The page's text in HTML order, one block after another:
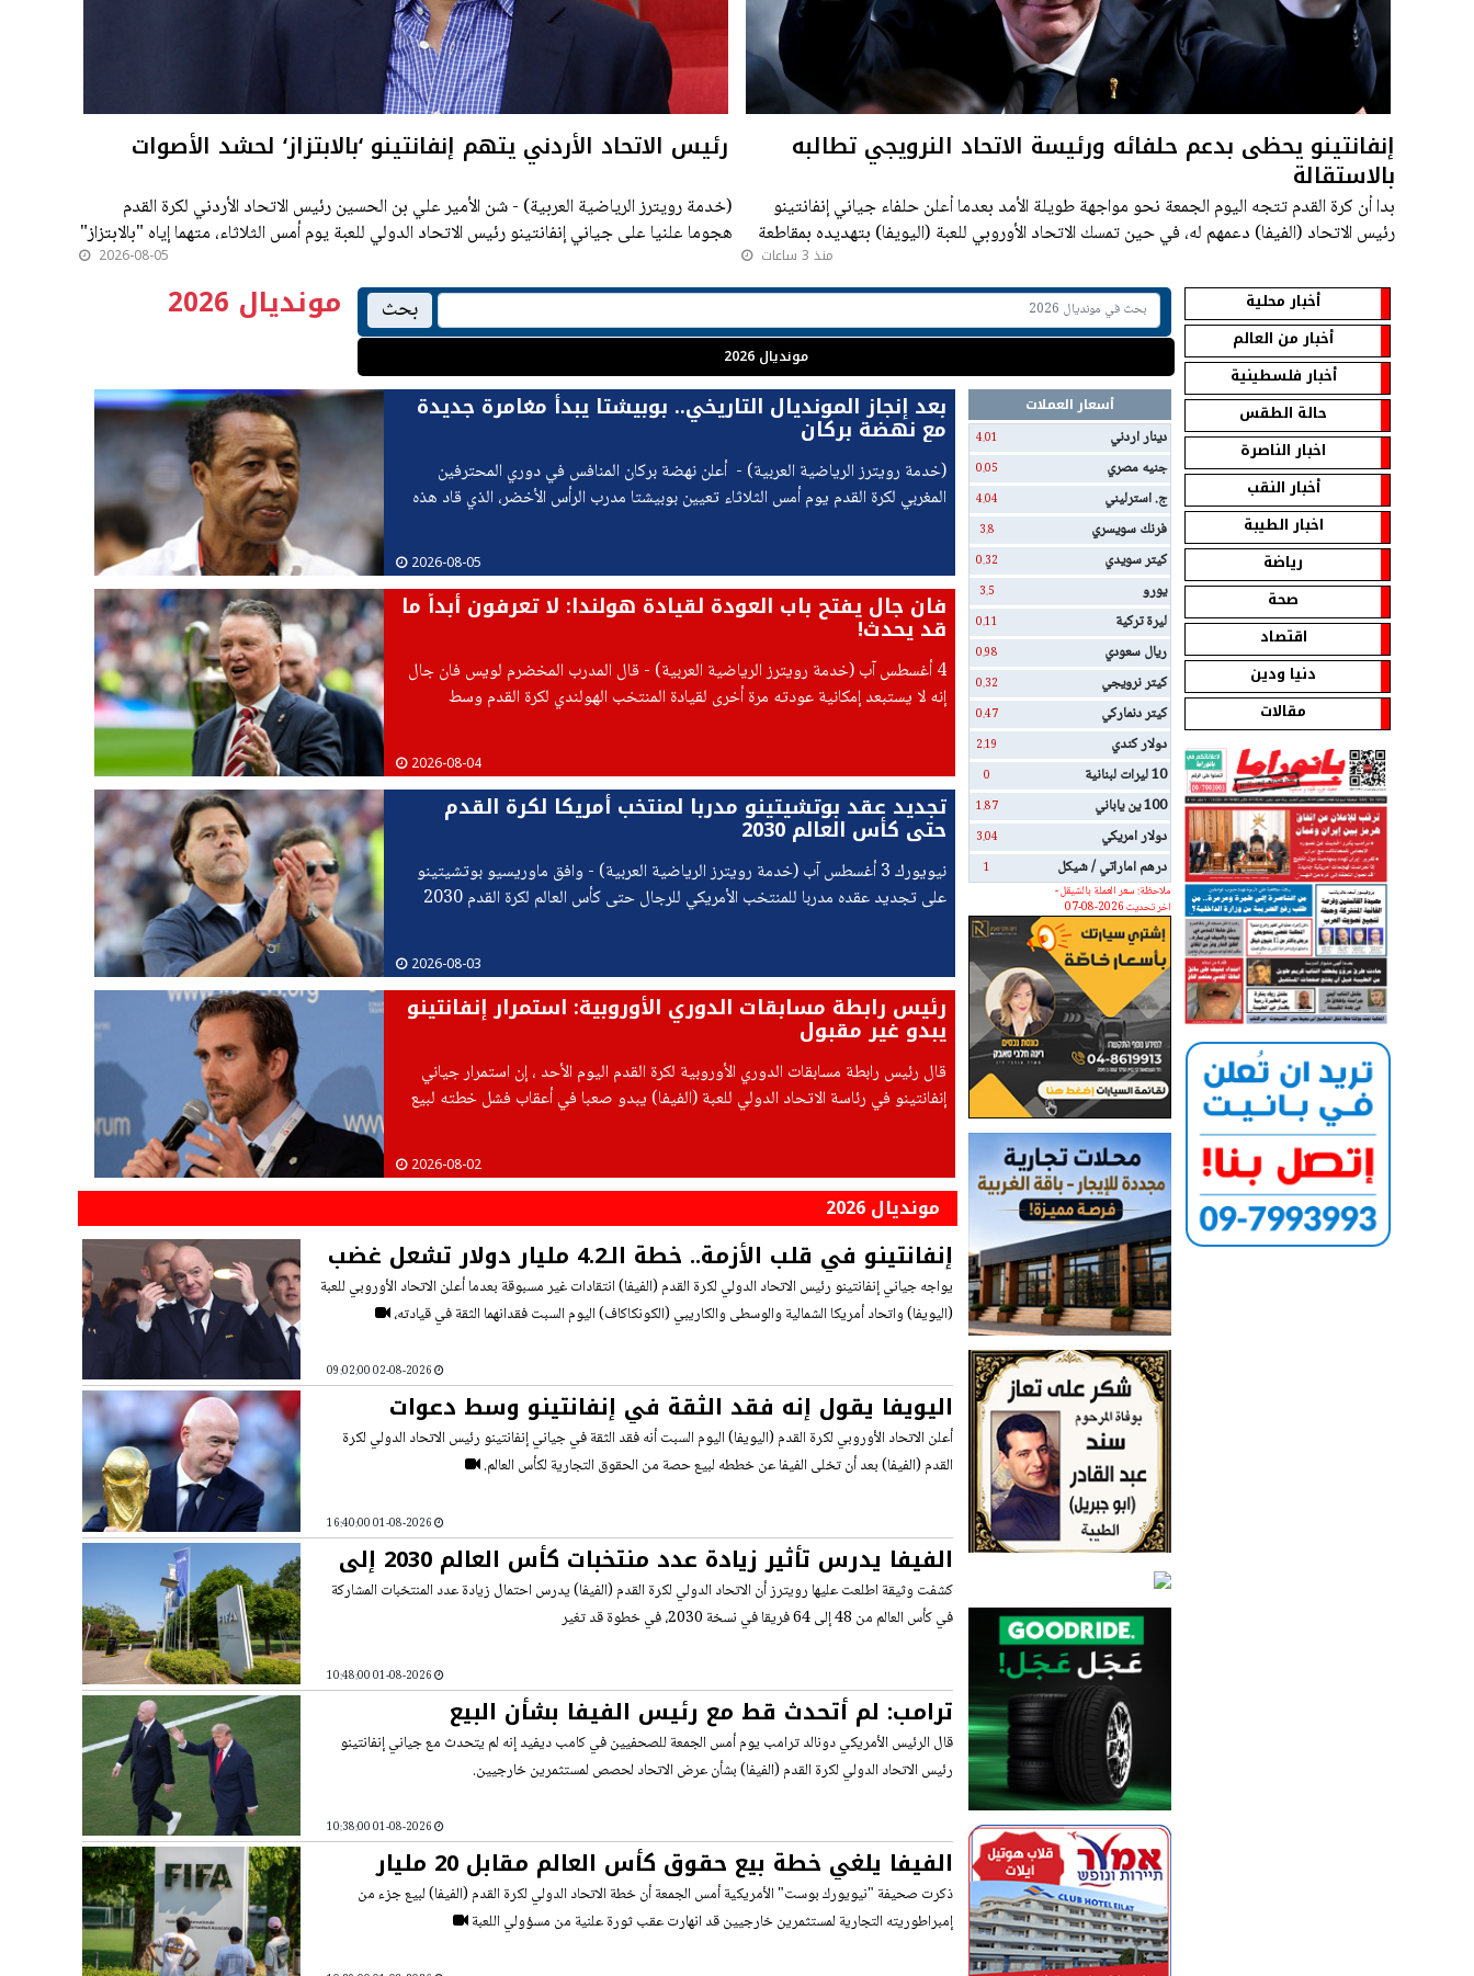
إنفانتينو يحظى بدعم حلفائه ورئيسة الاتحاد النرويجي تطالبه
بالاستقالة
بدا أن كرة القدم تتجه اليوم الجمعة نحو مواجهة طويلة الأمد بعدما أعلن حلفاء جياني إنفانتينو
رئيس الاتحاد (الفيفا) دعمهم له، في حين تمسك الاتحاد الأوروبي للعبة (اليويفا) بتهديده بمقاطعة
منذ 3 ساعات
رئيس الاتحاد الأردني يتهم إنفانتينو ‘بالابتزاز‘ لحشد الأصوات
(خدمة رويترز الرياضية العربية) - شن الأمير علي بن الحسين رئيس الاتحاد الأردني لكرة القدم
هجوما علنيا على جياني إنفانتينو رئيس الاتحاد الدولي للعبة يوم أمس الثلاثاء، متهما إياه "بالابتزاز"
2026-08-05
أخبار محلية
أخبار من العالم
أخبار فلسطينية
حالة الطقس
اخبار الناصرة
أخبار النقب
اخبار الطيبة
رياضة
صحة
اقتصاد
دنيا ودين
مقالات
بحث
مونديال 2026
مونديال 2026
أسعار العملات
دينار اردني
4.01
جنيه مصري 0.05
ج. استرليني 4.04
فرنك سويسري 3.8
كيتر سويدي 0.32
يورو 3.5
ليرة تركية 0.11
ريال سعودي 0.98
كيتر نرويجي 0.32
كيتر دنماركي 0.47
دولار كندي 2.19
10 ليرات لبنانية 0
100 ين ياباني 1.87
دولار امريكي 3.04
درهم اماراتي / شيكل
1
ملاحظة: سعر العملة بالشيقل -
اخر تحديث 2026-08-07
بعد إنجاز المونديال التاريخي.. بوبيشتا يبدأ مغامرة جديدة
مع نهضة بركان
(خدمة رويترز الرياضية العربية) - ‭‭ ‬‬أعلن نهضة بركان المنافس في دوري المحترفين
المغربي لكرة القدم يوم أمس الثلاثاء تعيين بوبيشتا مدرب الرأس الأخضر، الذي قاد هذه
2026-08-05
فان جال يفتح باب العودة لقيادة هولندا: لا تعرفون أبداً ما
قد يحدث!
4 أغسطس آب (خدمة رويترز الرياضية العربية) - قال المدرب المخضرم لويس فان جال
إنه لا يستبعد إمكانية عودته مرة أخرى لقيادة المنتخب الهولندي لكرة القدم وسط
2026-08-04
تجديد عقد بوتشيتينو مدربا لمنتخب أمريكا لكرة القدم
حتى كأس العالم 2030
نيويورك 3 أغسطس آب (خدمة رويترز الرياضية العربية) - وافق ماوريسيو بوتشيتينو
على تجديد عقده مدربا للمنتخب الأمريكي للرجال حتى كأس العالم لكرة القدم 2030
2026-08-03
رئيس رابطة مسابقات الدوري الأوروبية: استمرار إنفانتينو
يبدو غير مقبول
قال رئيس رابطة مسابقات الدوري الأوروبية لكرة القدم اليوم الأحد ، إن استمرار جياني
إنفانتينو في رئاسة الاتحاد الدولي للعبة (الفيفا) يبدو صعبا في أعقاب فشل خطته لبيع
2026-08-02
مونديال 2026
إنفانتينو في قلب الأزمة.. خطة الـ4.2 مليار دولار تشعل غضب
كرة القدم العالمية
يواجه جياني إنفانتينو رئيس الاتحاد الدولي لكرة القدم (الفيفا) انتقادات غير مسبوقة بعدما أعلن الاتحاد الأوروبي للعبة
(اليويفا) واتحاد أمريكا الشمالية والوسطى والكاريبي (الكونكاكاف) اليوم السبت فقدانهما الثقة في قيادته،
اليويفا يقول إنه فقد الثقة في إنفانتينو وسط دعوات
للفيفا بالشفافية
أعلن الاتحاد الأوروبي لكرة القدم (اليويفا) اليوم السبت أنه فقد الثقة في جياني إنفانتينو رئيس الاتحاد الدولي لكرة
القدم (الفيفا) بعد أن تخلى الفيفا عن خططه لبيع حصة من الحقوق التجارية لكأس العالم.
الفيفا يدرس تأثير زيادة عدد منتخبات كأس العالم 2030 إلى
64
كشفت وثيقة اطلعت عليها رويترز أن الاتحاد الدولي لكرة القدم (الفيفا) يدرس احتمال زيادة عدد المنتخبات المشاركة
في كأس العالم من 48 إلى 64 فريقا في نسخة 2030، في ​خطوة قد تغير
ترامب: لم أتحدث قط مع رئيس الفيفا بشأن البيع
قال الرئيس الأمريكي دونالد ترامب يوم أمس الجمعة للصحفيين ​في كامب ديفيد إنه ​لم يتحدث مع جياني إنفانتينو
رئيس ⁠الاتحاد الدولي لكرة ​القدم (الفيفا) بشأن عرض الاتحاد لحصص لمستثمرين ​خارجيين.
الفيفا يلغي خطة بيع حقوق كأس العالم مقابل 20 مليار
دولار
ذكرت صحيفة "نيويورك بوست" الأمريكية أمس الجمعة أن خطة الاتحاد الدولي لكرة القدم (الفيفا) لبيع جزء من
إمبراطوريته التجارية ​لمستثمرين خارجيين قد انهارت عقب ثورة علنية من مسؤولي اللعبة